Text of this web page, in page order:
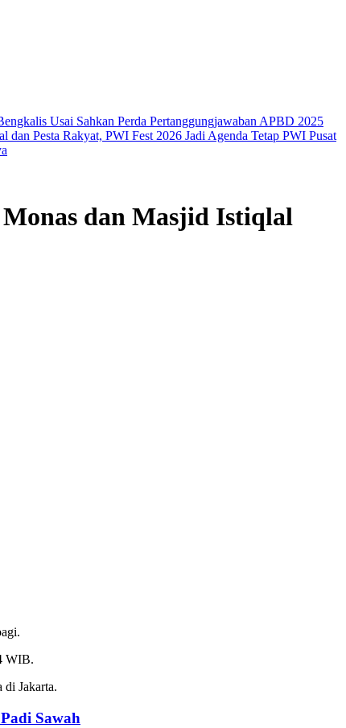
Usai Sahkan Perda Pertanggungjawaban APBD 2025
dan Pesta Rakyat, PWI Fest 2026 Jadi Agenda Tetap PWI Pusat
dan Masjid Istiqlal
WIB.
di Jakarta.
Sawah